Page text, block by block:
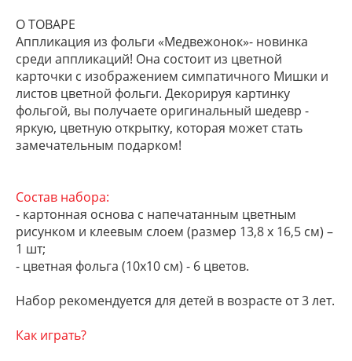
О ТОВАРЕ
Аппликация из фольги «Медвежонок»- новинка
среди аппликаций! Она состоит из цветной
карточки с изображением симпатичного Мишки и
листов цветной фольги. Декорируя картинку
фольгой, вы получаете оригинальный шедевр -
яркую, цветную открытку, которая может стать
замечательным подарком!
Состав набора:
- картонная основа с напечатанным цветным
рисунком и клеевым слоем (размер 13,8 х 16,5 см) –
1 шт;
- цветная фольга (10х10 см) - 6 цветов.
Набор рекомендуется для детей в возрасте от 3 лет.
Как играть?